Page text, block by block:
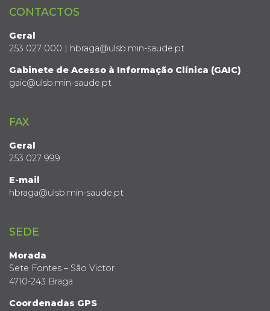
CONTACTOS
Geral
253 027 000 | hbraga@ulsb.min-saude.pt
Gabinete de Acesso à Informação Clínica (GAIC)
gaic@ulsb.min-saude.pt
FAX
Geral
253 027 999
E-mail
hbraga@ulsb.min-saude.pt
SEDE
Morada
Sete Fontes – São Victor
4710-243 Braga
Coordenadas GPS